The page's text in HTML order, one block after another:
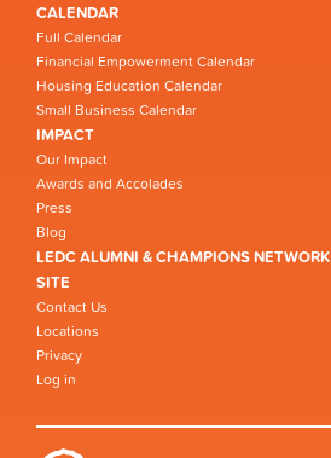
CALENDAR
Full Calendar
Financial Empowerment Calendar
Housing Education Calendar
Small Business Calendar
IMPACT
Our Impact
Awards and Accolades
Press
Blog
LEDC ALUMNI & CHAMPIONS NETWORK
SITE
Contact Us
Locations
Privacy
Log in